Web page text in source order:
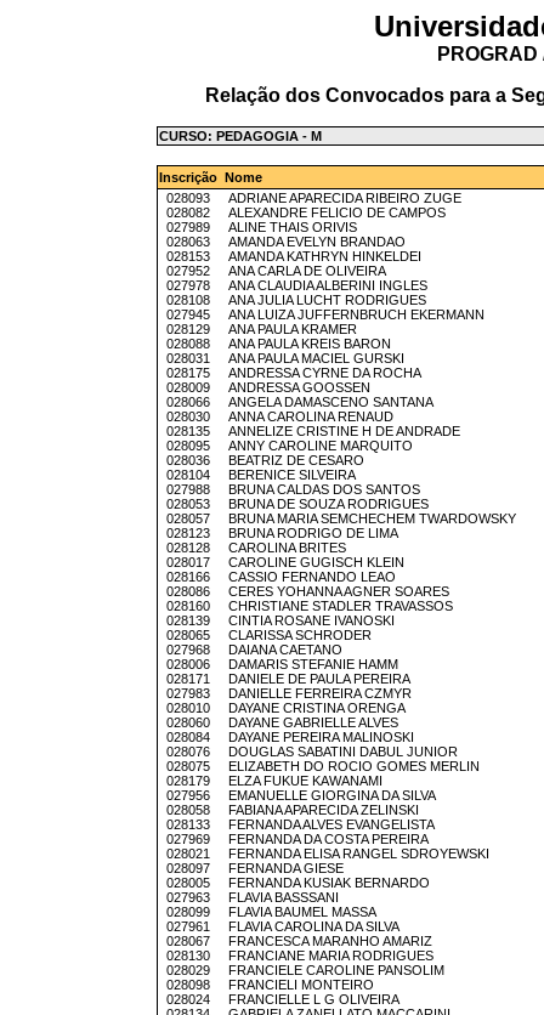
Relação dos Convocados para a
CURSO: PEDAGOGIA - M
Inscrição Nome
028093 ADRIANE APARECIDA RIBEIRO ZUGE
028082 ALEXANDRE FELICIO DE CAMPOS
027989 ALINE THAIS ORIVIS
028063 AMANDA EVELYN BRANDAO
028153 AMANDA KATHRYN HINKELDEI
027952 ANA CARLA DE OLIVEIRA
027978 ANA CLAUDIA ALBERINI INGLES
028108 ANA JULIA LUCHT RODRIGUES
027945 ANA LUIZA JUFFERNBRUCH EKERMANN
028129 ANA PAULA KRAMER
028088 ANA PAULA KREIS BARON
028031 ANA PAULA MACIEL GURSKI
028175 ANDRESSA CYRNE DA ROCHA
028009 ANDRESSA GOOSSEN
028066 ANGELA DAMASCENO SANTANA
028030 ANNA CAROLINA RENAUD
028135 ANNELIZE CRISTINE H DE ANDRADE
028095 ANNY CAROLINE MARQUITO
028036 BEATRIZ DE CESARO
028104 BERENICE SILVEIRA
027988 BRUNA CALDAS DOS SANTOS
028053 BRUNA DE SOUZA RODRIGUES
028057 BRUNA MARIA SEMCHECHEM TWARDOWSKY
028123 BRUNA RODRIGO DE LIMA
028128 CAROLINA BRITES
028017 CAROLINE GUGISCH KLEIN
028166 CASSIO FERNANDO LEAO
028086 CERES YOHANNA AGNER SOARES
028160 CHRISTIANE STADLER TRAVASSOS
028139 CINTIA ROSANE IVANOSKI
028065 CLARISSA SCHRODER
027968 DAIANA CAETANO
028006 DAMARIS STEFANIE HAMM
028171 DANIELE DE PAULA PEREIRA
027983 DANIELLE FERREIRA CZMYR
028010 DAYANE CRISTINA ORENGA
028060 DAYANE GABRIELLE ALVES
028084 DAYANE PEREIRA MALINOSKI
028076 DOUGLAS SABATINI DABUL JUNIOR
028075 ELIZABETH DO ROCIO GOMES MERLIN
028179 ELZA FUKUE KAWANAMI
027956 EMANUELLE GIORGINA DA SILVA
028058 FABIANA APARECIDA ZELINSKI
028133 FERNANDA ALVES EVANGELISTA
027969 FERNANDA DA COSTA PEREIRA
028021 FERNANDA ELISA RANGEL SDROYEWSKI
028097 FERNANDA GIESE
028005 FERNANDA KUSIAK BERNARDO
027963 FLAVIA BASSSANI
028099 FLAVIA BAUMEL MASSA
027961 FLAVIA CAROLINA DA SILVA
028067 FRANCESCA MARANHO AMARIZ
028130 FRANCIANE MARIA RODRIGUES
028029 FRANCIELE CAROLINE PANSOLIM
028098 FRANCIELI MONTEIRO
028024 FRANCIELLE L G OLIVEIRA